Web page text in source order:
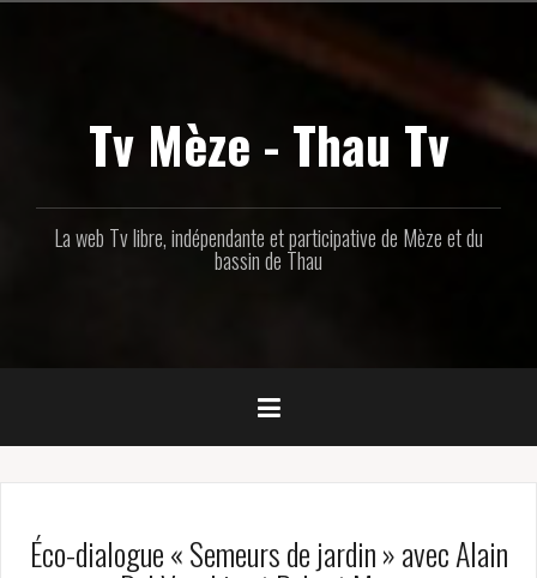
Tv Mèze - Thau Tv
La web Tv libre, indépendante et participative de Mèze et du
bassin de Thau
Éco-dialogue « Semeurs de jardin » avec Alain